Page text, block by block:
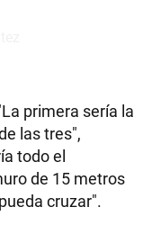
primera sería la
las tres",
todo el
de 15 metros
cruzar".